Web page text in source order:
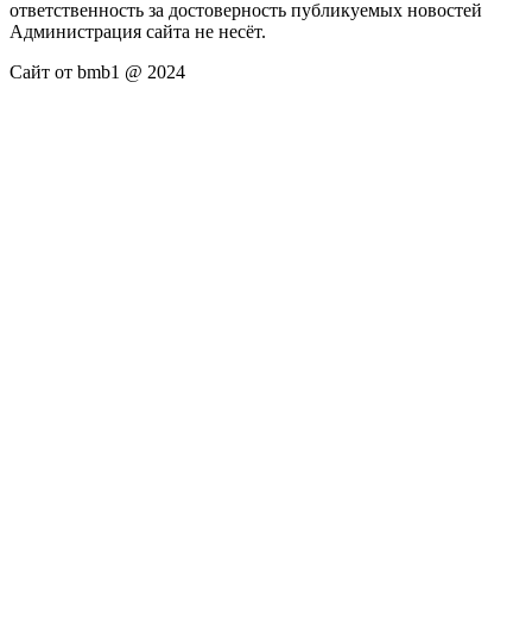
ответственность за достоверность публикуемых новостей
Администрация сайта не несёт.
Сайт от bmb1 @ 2024